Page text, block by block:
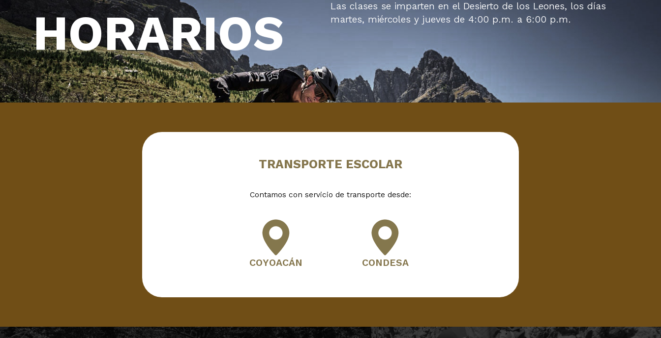
HORARIOS
Las clases se imparten en el Desierto de los Leones, los días
martes, miércoles y jueves de 4:00 p.m. a 6:00 p.m.
TRANSPORTE ESCOLAR
Contamos con servicio de transporte desde:
COYOACÁN CONDESA